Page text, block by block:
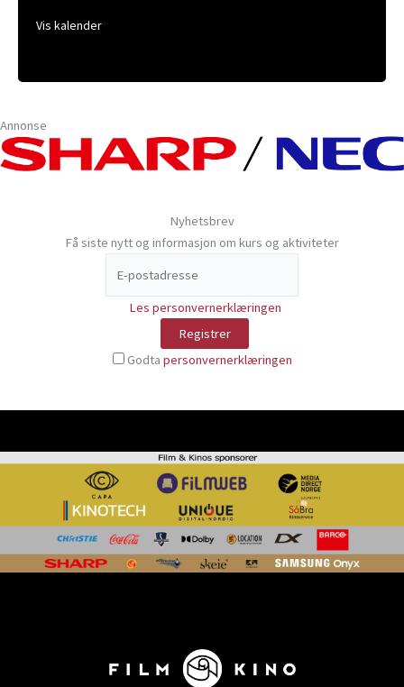
Vis kalender
Annonse
Nyhetsbrev
Få siste nytt og informasjon om kurs og aktiviteter
Les personvernerklæringen
Godta personvernerklæringen